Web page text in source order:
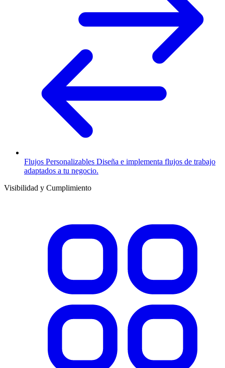
Flujos Personalizables Diseña e implementa flujos de trabajo
adaptados a tu negocio.
Visibilidad y Cumplimiento